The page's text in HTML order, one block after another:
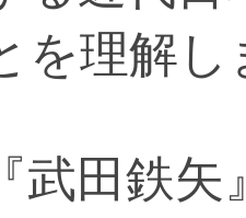
を理解し
武田鉄